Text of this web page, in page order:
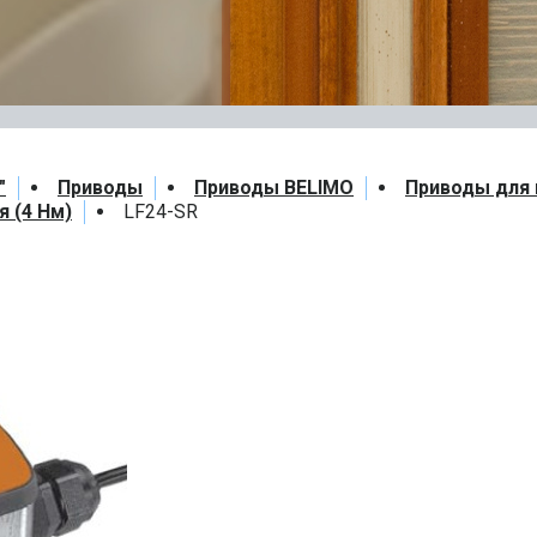
Приводы Приводы BELIMO
Приводы для
(4 Нм) LF24-SR